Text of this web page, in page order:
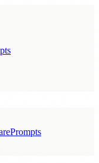
Prompts